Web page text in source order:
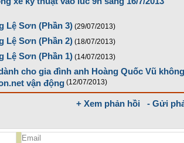
Lệ Sơn (Phần 3) (29/07/2013)
Lệ Sơn (Phần 2) (18/07/2013)
Lệ Sơn (Phần 1) (14/07/2013)
cho gia đình anh Hoàng Quốc Vũ
vận động (12/07/2013)
+ Xem phản hồi - Gửi